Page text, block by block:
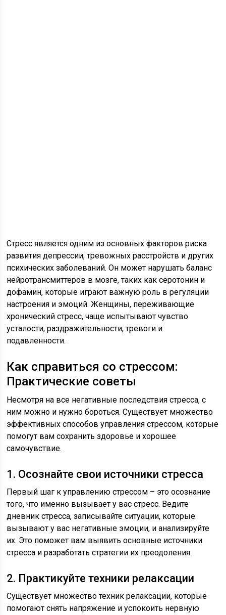
Стресс является одним из основных факторов риска
развития депрессии, тревожных расстройств и других
психических заболеваний. Он может нарушать баланс
нейротрансмиттеров в мозге, таких как серотонин и
дофамин, которые играют важную роль в регуляции
настроения и эмоций. Женщины, переживающие
хронический стресс, чаще испытывают чувство
усталости, раздражительности, тревоги и
подавленности.
Как справиться со стрессом:
Практические советы
Несмотря на все негативные последствия стресса, с
ним можно и нужно бороться. Существует множество
эффективных способов управления стрессом, которые
помогут вам сохранить здоровье и хорошее
самочувствие.
1. Осознайте свои источники стресса
Первый шаг к управлению стрессом – это осознание
того, что именно вызывает у вас стресс. Ведите
дневник стресса, записывайте ситуации, которые
вызывают у вас негативные эмоции, и анализируйте
их. Это поможет вам выявить основные источники
стресса и разработать стратегии их преодоления.
2. Практикуйте техники релаксации
Существует множество техник релаксации, которые
помогают снять напряжение и успокоить нервную